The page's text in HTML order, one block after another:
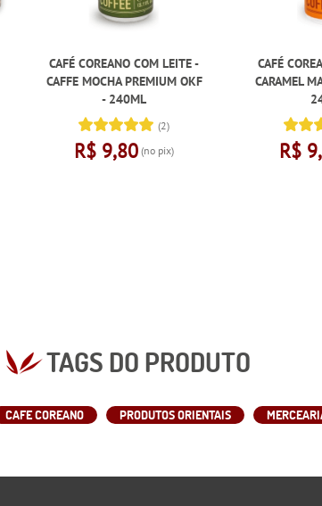
CAFÉ COREANO COM LEITE -
CAFFE MOCHA PREMIUM OKF
- 240ML
(2)
R$ 9,80 (no pix)
CAFÉ
CARAMEL
R$
TAGS DO PRODUTO
CAFE COREANO PRODUTOS ORIENTAIS